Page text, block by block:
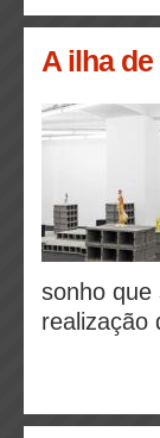
A ilha
sonho que
realização